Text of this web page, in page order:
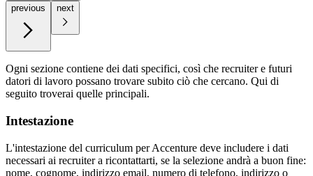
previous
next
Ogni sezione contiene dei dati specifici, così che recruiter e futuri
datori di lavoro possano trovare subito ciò che cercano. Qui di
seguito troverai quelle principali.
Intestazione
L'intestazione del curriculum per Accenture deve includere i dati
necessari ai recruiter a ricontattarti, se la selezione andrà a buon fine:
nome, cognome, indirizzo email, numero di telefono, indirizzo o